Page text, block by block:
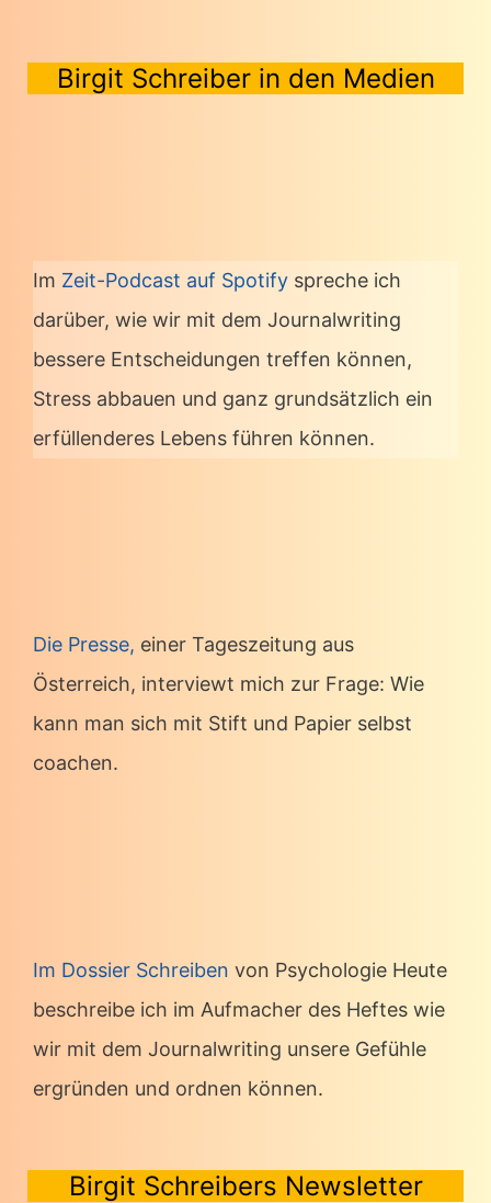
Birgit Schreiber in den Medien
Im Zeit-Podcast auf Spotify spreche ich
darüber, wie wir mit dem Journalwriting
bessere Entscheidungen treffen können,
Stress abbauen und ganz grundsätzlich ein
erfüllenderes Lebens führen können.
Die Presse, einer Tageszeitung aus
Österreich, interviewt mich zur Frage: Wie
kann man sich mit Stift und Papier selbst
coachen.
Im Dossier Schreiben von Psychologie Heute
beschreibe ich im Aufmacher des Heftes wie
wir mit dem Journalwriting unsere Gefühle
ergründen und ordnen können.
Birgit Schreibers Newsletter